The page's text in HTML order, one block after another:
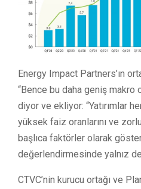
Energy Impact Partners’ın
“Bence bu daha geniş makro
diyor ve ekliyor: “Yatırımlar
yüksek faiz oranlarını ve
başlıca faktörler olarak
değerlendirmesinde yalnız
CTVC’nin kurucu ortağı ve